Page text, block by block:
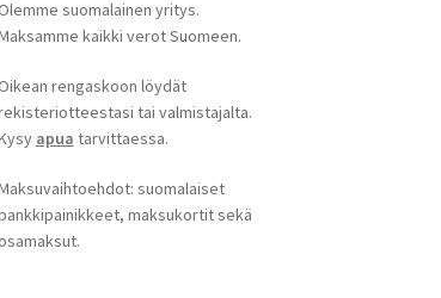
suomalainen yritys.
kaikki verot Suomeen.
rengaskoon löydät
tai valmistajalta.
apua tarvittaessa.
suomalaiset
maksukortit sekä